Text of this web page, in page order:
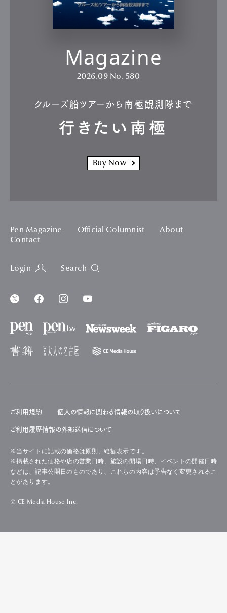
Magazine
2026.09 No. 580
クルーズ船ツアーから南極観測隊まで
行きたい南極
Buy Now
Pen Magazine Official Columnist
About
Contact
Login Search
ご利用規約 個人の情報に関わる情報の取り扱いについて
ご利用履歴情報の外部送信について
※当サイトに記載の価格は原則、総額表示です。
※掲載された価格や店の営業日時、施設の開場日時、イベントの開催日時
などは、記事公開日のものであり、これらの内容は予告なく変更されるこ
とがあります。
© CE Media House Inc.